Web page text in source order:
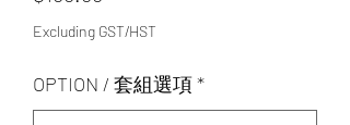
Excluding GST/HST
OPTION / 套組選項*